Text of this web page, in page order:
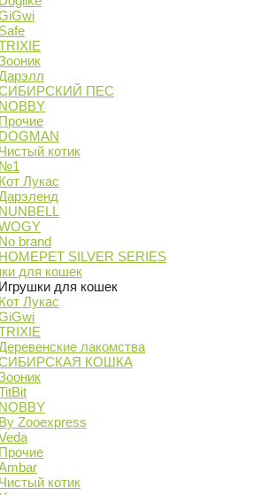
Safe
ПЕС
NOBBY
Прочие
DOGMAN
Чистый котик
№1
Кот Лукас
NUNBELL
No brand
HOMEPET SILVER SERIES
для кошек
Игрушки для кошек
Кот Лукас
лакомства
КОШКА
NOBBY
By Zooexpress
Прочие
Чистый котик